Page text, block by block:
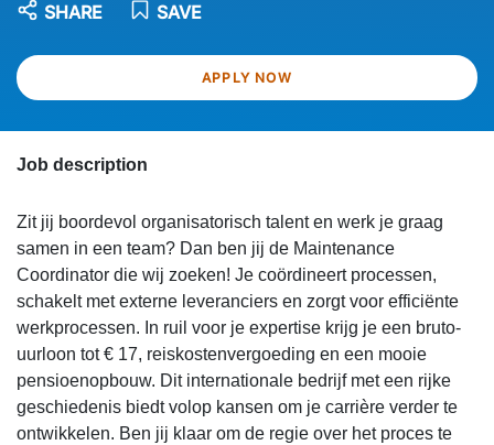
APPLY NOW
SAVE
SHARE
Job description
Zit jij boordevol organisatorisch talent en werk je graag
samen in een team? Dan ben jij de Maintenance
Coordinator die wij zoeken! Je coördineert processen,
schakelt met externe leveranciers en zorgt voor efficiënte
werkprocessen. In ruil voor je expertise krijg je een bruto-
uurloon tot € 17, reiskostenvergoeding en een mooie
pensioenopbouw. Dit internationale bedrijf met een rijke
geschiedenis biedt volop kansen om je carrière verder te
ontwikkelen. Ben jij klaar om de regie over het proces te